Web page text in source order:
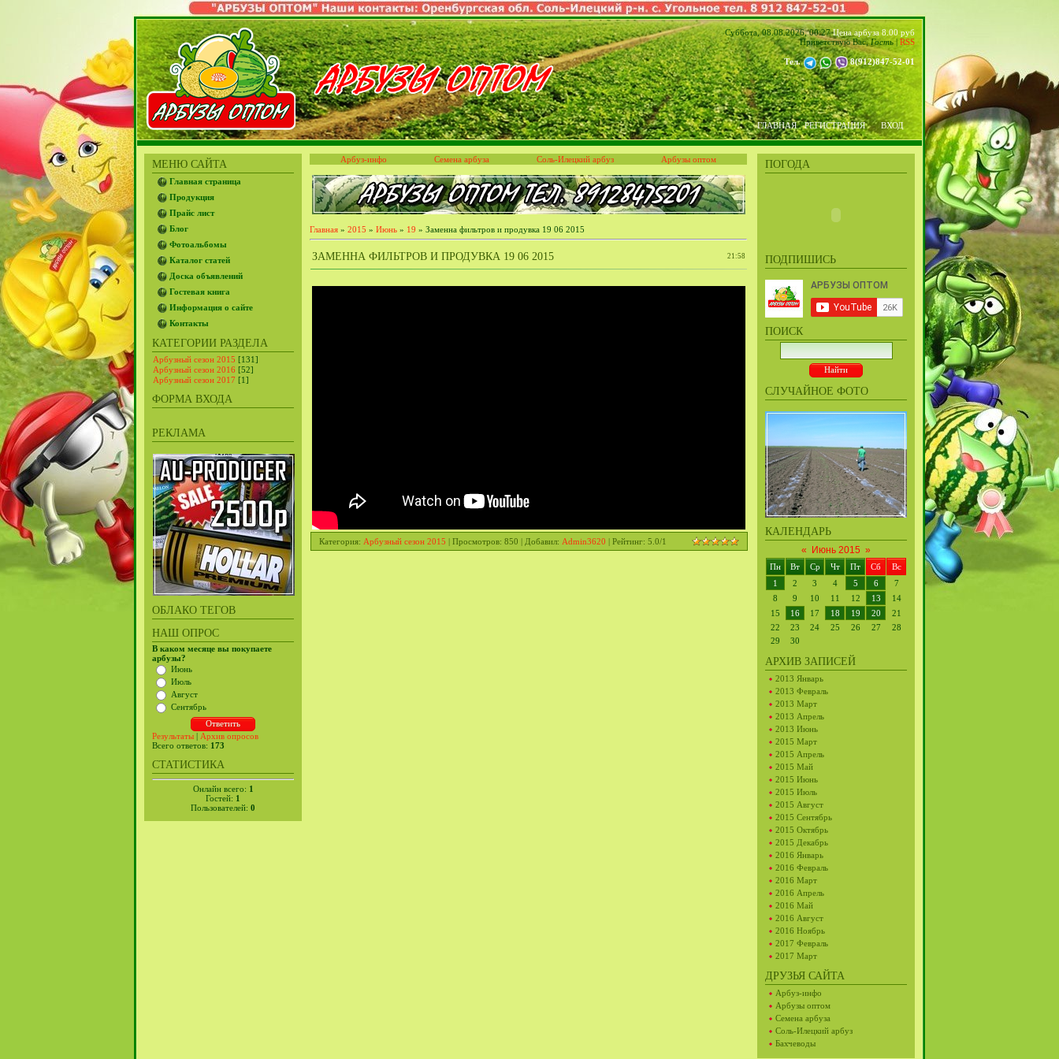
Суббота, 08.08.2026, 00:27Цена арбуза 8.00 руб
Приветствую Вас,Гость| RSS
Тел. 8(912)847-52-01
ГЛАВНАЯ РЕГИСТРАЦИЯ ВХОД
МЕНЮ САЙТА
Главная страница
Продукция
Прайс лист
Блог
Фотоальбомы
Каталог статей
Доска объявлений
Гостевая книга
Информация о сайте
Контакты
КАТЕГОРИИ РАЗДЕЛА
Арбузный сезон 2015 [131]
Арбузный сезон 2016 [52]
Арбузный сезон 2017 [1]
ФОРМА ВХОДА
РЕКЛАМА
ОБЛАКО ТЕГОВ
НАШ ОПРОС
В каком месяце вы покупаете
арбузы?
Июнь
Июль
Август
Сентябрь
Результаты | Архив опросов
Всего ответов: 173
СТАТИСТИКА
Онлайн всего: 1
Гостей: 1
Пользователей: 0
ПОГОДА
ПОДПИШИСЬ
ПОИСК
СЛУЧАЙНОЕ ФОТО
КАЛЕНДАРЬ
« Июнь 2015 »
Пн Вт Ср Чт Пт Сб
Вс
1
2 3 4 5 6
7
8
9 10 11 12 13
14
15
16 17 18 19 20
21
22
23 24 25 26 27
28
29
30
АРХИВ ЗАПИСЕЙ
2013 Январь
2013 Февраль
2013 Март
2013 Апрель
2013 Июнь
2015 Март
2015 Апрель
2015 Май
2015 Июнь
2015 Июль
2015 Август
2015 Сентябрь
2015 Октябрь
2015 Декабрь
2016 Январь
2016 Февраль
2016 Март
2016 Апрель
2016 Май
2016 Август
2016 Ноябрь
2017 Февраль
2017 Март
ДРУЗЬЯ САЙТА
Арбуз-инфо
Арбузы оптом
Семена арбуза
Соль-Илецкий арбуз
Бахчеводы
Арбуз-инфо Семена арбуза Соль-Илецкий арбуз Арбузы оптом
Главная » 2015 » Июнь » 19 » Заменна фильтров и продувка 19 06 2015
21:58
ЗАМЕННА ФИЛЬТРОВ И ПРОДУВКА 19 06 2015
Категория: Арбузный сезон 2015 | Просмотров: 850 | Добавил: Admin3620 | Рейтинг: 5.0/1